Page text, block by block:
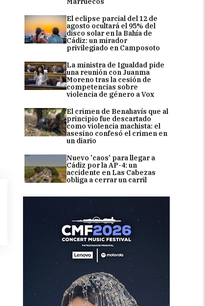
El eclipse parcial del 12 de
agosto ocultará el 95% del
disco solar en la Bahía de
Cádiz: un mirador
privilegiado en Camposoto
La ministra de Igualdad pide
una reunión con Juanma
Moreno tras la cesión de
competencias sobre
violencia de género a Vox
El crimen de Benahavís que al
principio fue descartado
como violencia machista: el
asesino confesó el crimen en
un diario
Nuevo 'caos' para llegar a
Cádiz por la AP-4: un
accidente en Las Cabezas
obliga a cerrar un carril